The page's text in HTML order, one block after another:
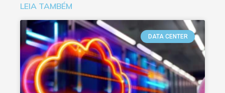
LEIA TAMBÉM
DATA CENTER